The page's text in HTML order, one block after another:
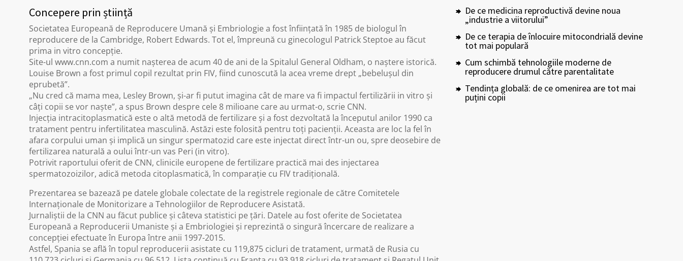
Concepere prin știință
Societatea Europeană de Reproducere Umană și Embriologie a fost înființată în 1985 de biologul în
reproducere de la Cambridge, Robert Edwards. Tot el, împreună cu ginecologul Patrick Steptoe au făcut
prima in vitro concepție.
Site-ul www.cnn.com a numit nașterea de acum 40 de ani de la Spitalul General Oldham, o naștere istorică.
Louise Brown a fost primul copil rezultat prin FIV, fiind cunoscută la acea vreme drept „bebelușul din
eprubetă”.
„Nu cred că mama mea, Lesley Brown, și-ar fi putut imagina cât de mare va fi impactul fertilizării in vitro și
câți copii se vor naște”, a spus Brown despre cele 8 milioane care au urmat-o, scrie CNN.
Injecția intracitoplasmatică este o altă metodă de fertilizare și a fost dezvoltată la începutul anilor 1990 ca
tratament pentru infertilitatea masculină. Astăzi este folosită pentru toți pacienții. Aceasta are loc la fel în
afara corpului uman și implică un singur spermatozid care este injectat direct într-un ou, spre deosebire de
fertilizarea naturală a oului într-un vas Peri (in vitro).
Potrivit raportului oferit de CNN, clinicile europene de fertilizare practică mai des injectarea
spermatozoizilor, adică metoda citoplasmatică, în comparație cu FIV tradițională.
Prezentarea se bazează pe datele globale colectate de la registrele regionale de către Comitetele
Internaționale de Monitorizare a Tehnologiilor de Reproducere Asistată.
Jurnaliștii de la CNN au făcut publice și câteva statistici pe țări. Datele au fost oferite de Societatea
Europeană a Reproducerii Umaniste și a Embriologiei și reprezintă o singură încercare de realizare a
concepției efectuate în Europa între anii 1997-2015.
Astfel, Spania se află în topul reproducerii asistate cu 119,875 cicluri de tratament, urmată de Rusia cu
De ce medicina reproductivă devine noua
„industrie a viitorului”
De ce terapia de înlocuire mitocondrială devine
tot mai populară
Cum schimbă tehnologiile moderne de
reproducere drumul către parentalitate
Tendința globală: de ce omenirea are tot mai
puțini copii